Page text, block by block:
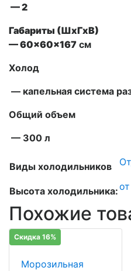
— 2
Габариты (ШxГxВ)
— 60x60x167 см
Холод
— капельная система
Общий объем
— 300 л
Виды холодильников
Высота холодильника:
Похожие
Скидка 16%
Морозильная